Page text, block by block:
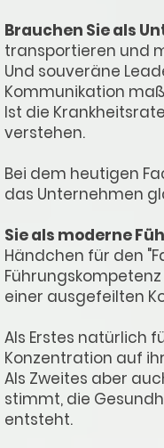
Brauchen Sie als
transportieren und
Und souveräne
Kommunikation
Ist die
verstehen.
Bei dem heutigen
das Unternehmen
Sie als moderne
Händchen für den
einer ausgefeilten
Als Erstes natürlich
Konzentration auf
Als Zweites aber
stimmt, die
entsteht.